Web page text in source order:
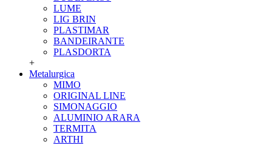
LUME
LIG BRIN
PLASTIMAR
BANDEIRANTE
PLASDORTA
+
Metalurgica
MIMO
ORIGINAL LINE
SIMONAGGIO
ALUMINIO ARARA
TERMITA
ARTHI